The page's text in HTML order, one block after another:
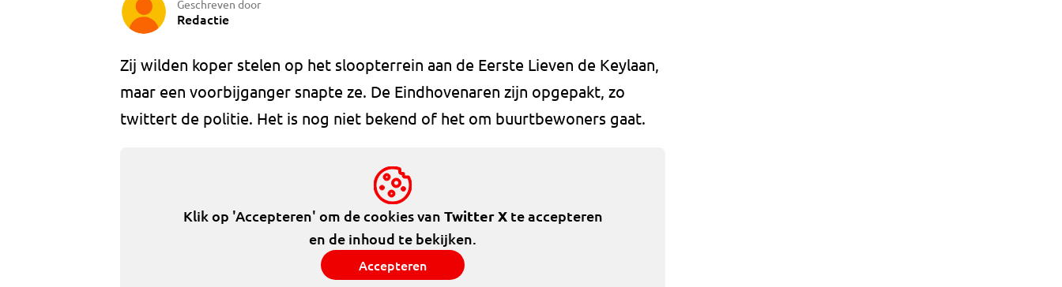
Geschreven door
Redactie
Zij wilden koper stelen op het sloopterrein aan de Eerste Lieven de Keylaan,
maar een voorbijganger snapte ze. De Eindhovenaren zijn opgepakt, zo
twittert de politie. Het is nog niet bekend of het om buurtbewoners gaat.
Klik op 'Accepteren' om de cookies van Twitter Xte accepteren
en de inhoud te bekijken.
Accepteren